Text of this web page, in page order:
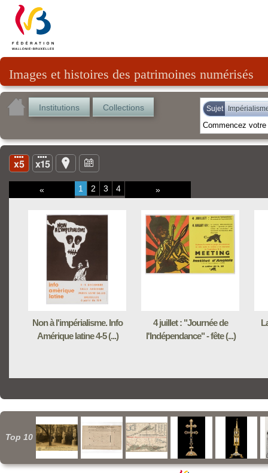
Images et histoires des patrimoines numérisés
Institutions Collections Sujet
« 1 2 3 4 »
Non à l'impérialisme. Info
Amérique latine 4-5 (...)
4 juillet : "Journée de
l'Indépendance" - fête (...)
Top 10